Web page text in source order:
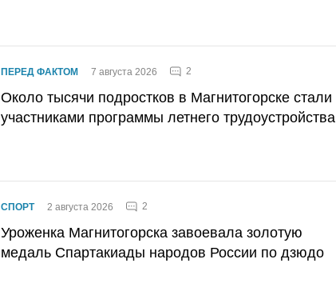
ПЕРЕД ФАКТОМ 7 августа 2026 2
Около тысячи подростков в Магнитогорске стали
участниками программы летнего трудоустройства
СПОРТ 2 августа 2026 2
Уроженка Магнитогорска завоевала золотую
медаль Спартакиады народов России по дзюдо